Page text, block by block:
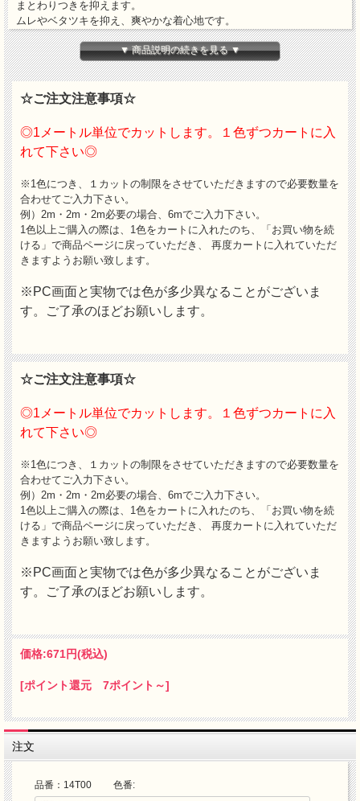
まとわりつきを抑えます。
ムレやベタツキを抑え、爽やかな着心地です。
※濃色につきましては淡色（表地）との組み合わせはしないで下さ
い。
※ロットにより色が異なることがありますので、一反どり裁断を御願
い致します。
▼ 商品説明の続きを見る ▼
☆ご注文注意事項☆
◎1メートル単位でカットします。１色ずつカートに入
れて下さい◎
※1色につき、１カットの制限をさせていただきますので必要数量を
合わせてご入力下さい。
例）2m・2m・2m必要の場合、6mでご入力下さい。
1色以上ご購入の際は、1色をカートに入れたのち、「お買い物を続
ける」で商品ページに戻っていただき、 再度カートに入れていただ
きますようお願い致します。
※PC画面と実物では色が多少異なることがございま
す。ご了承のほどお願いします。
☆ご注文注意事項☆
◎1メートル単位でカットします。１色ずつカートに入
れて下さい◎
※1色につき、１カットの制限をさせていただきますので必要数量を
合わせてご入力下さい。
例）2m・2m・2m必要の場合、6mでご入力下さい。
1色以上ご購入の際は、1色をカートに入れたのち、「お買い物を続
ける」で商品ページに戻っていただき、 再度カートに入れていただ
きますようお願い致します。
※PC画面と実物では色が多少異なることがございま
す。ご了承のほどお願いします。
価格:671円(税込)
[ポイント還元 7ポイント～]
注文
品番：14T00 色番: